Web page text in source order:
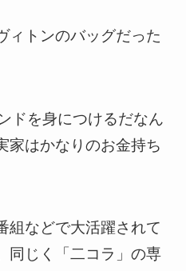
ィトンのバッグだった
ドを身につけるだなん
家はかなりのお金持ち
組などで大活躍されて
同じく「二コラ」の専